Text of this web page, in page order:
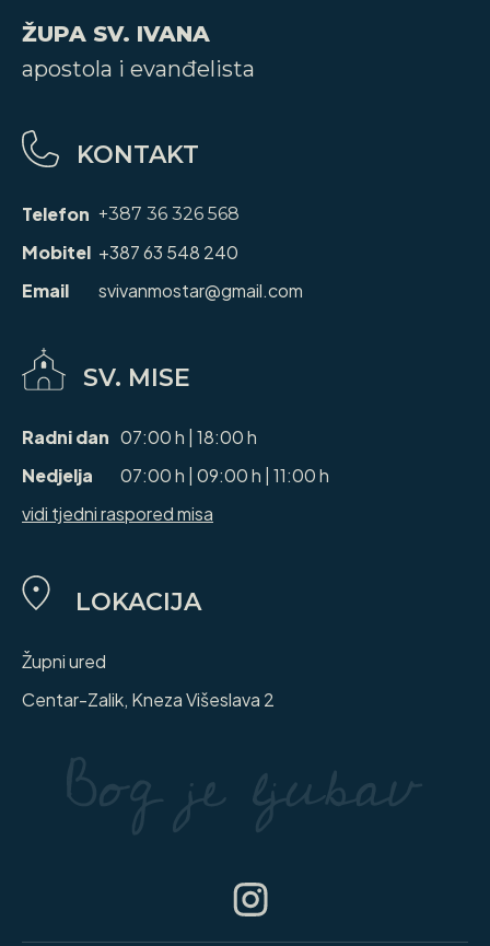
ŽUPA SV. IVANA
apostola i evanđelista
KONTAKT
Telefon +387 36 326 568
Mobitel +387 63 548 240
Email
svivanmostar@gmail.com
SV. MISE
Radni dan 07:00 h | 18:00 h
Nedjelja
07:00 h | 09:00 h | 11:00 h
vidi tjedni raspored misa
LOKACIJA
Župni ured
Centar-Zalik, Kneza Višeslava 2